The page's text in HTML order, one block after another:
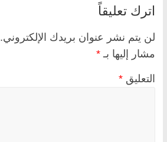
اترك تعليقاً
لن يتم نشر عنوان بريدك الإلكتروني.
مشار إليها بـ *
التعليق *